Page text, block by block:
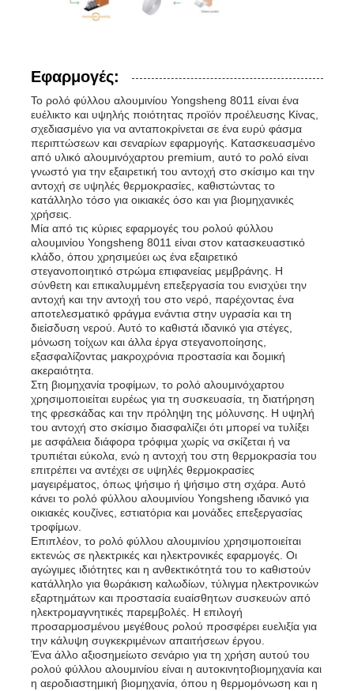
Εφαρμογές:
Το ρολό φύλλου αλουμινίου Yongsheng 8011 είναι ένα
ευέλικτο και υψηλής ποιότητας προϊόν προέλευσης Κίνας,
σχεδιασμένο για να ανταποκρίνεται σε ένα ευρύ φάσμα
περιπτώσεων και σεναρίων εφαρμογής. Κατασκευασμένο
από υλικό αλουμινόχαρτου premium, αυτό το ρολό είναι
γνωστό για την εξαιρετική του αντοχή στο σκίσιμο και την
αντοχή σε υψηλές θερμοκρασίες, καθιστώντας το
κατάλληλο τόσο για οικιακές όσο και για βιομηχανικές
χρήσεις.
Μία από τις κύριες εφαρμογές του ρολού φύλλου
αλουμινίου Yongsheng 8011 είναι στον κατασκευαστικό
κλάδο, όπου χρησιμεύει ως ένα εξαιρετικό
στεγανοποιητικό στρώμα επιφανείας μεμβράνης. Η
σύνθετη και επικαλυμμένη επεξεργασία του ενισχύει την
αντοχή και την αντοχή του στο νερό, παρέχοντας ένα
αποτελεσματικό φράγμα ενάντια στην υγρασία και τη
διείσδυση νερού. Αυτό το καθιστά ιδανικό για στέγες,
μόνωση τοίχων και άλλα έργα στεγανοποίησης,
εξασφαλίζοντας μακροχρόνια προστασία και δομική
ακεραιότητα.
Στη βιομηχανία τροφίμων, το ρολό αλουμινόχαρτου
χρησιμοποιείται ευρέως για τη συσκευασία, τη διατήρηση
της φρεσκάδας και την πρόληψη της μόλυνσης. Η υψηλή
του αντοχή στο σκίσιμο διασφαλίζει ότι μπορεί να τυλίξει
με ασφάλεια διάφορα τρόφιμα χωρίς να σκίζεται ή να
τρυπιέται εύκολα, ενώ η αντοχή του στη θερμοκρασία του
επιτρέπει να αντέχει σε υψηλές θερμοκρασίες
μαγειρέματος, όπως ψήσιμο ή ψήσιμο στη σχάρα. Αυτό
κάνει το ρολό φύλλου αλουμινίου Yongsheng ιδανικό για
οικιακές κουζίνες, εστιατόρια και μονάδες επεξεργασίας
τροφίμων.
Επιπλέον, το ρολό φύλλου αλουμινίου χρησιμοποιείται
εκτενώς σε ηλεκτρικές και ηλεκτρονικές εφαρμογές. Οι
αγώγιμες ιδιότητες και η ανθεκτικότητά του το καθιστούν
κατάλληλο για θωράκιση καλωδίων, τύλιγμα ηλεκτρονικών
εξαρτημάτων και προστασία ευαίσθητων συσκευών από
ηλεκτρομαγνητικές παρεμβολές. Η επιλογή
προσαρμοσμένου μεγέθους ρολού προσφέρει ευελιξία για
την κάλυψη συγκεκριμένων απαιτήσεων έργου.
Ένα άλλο αξιοσημείωτο σενάριο για τη χρήση αυτού του
ρολού φύλλου αλουμινίου είναι η αυτοκινητοβιομηχανία και
η αεροδιαστημική βιομηχανία, όπου η θερμομόνωση και η